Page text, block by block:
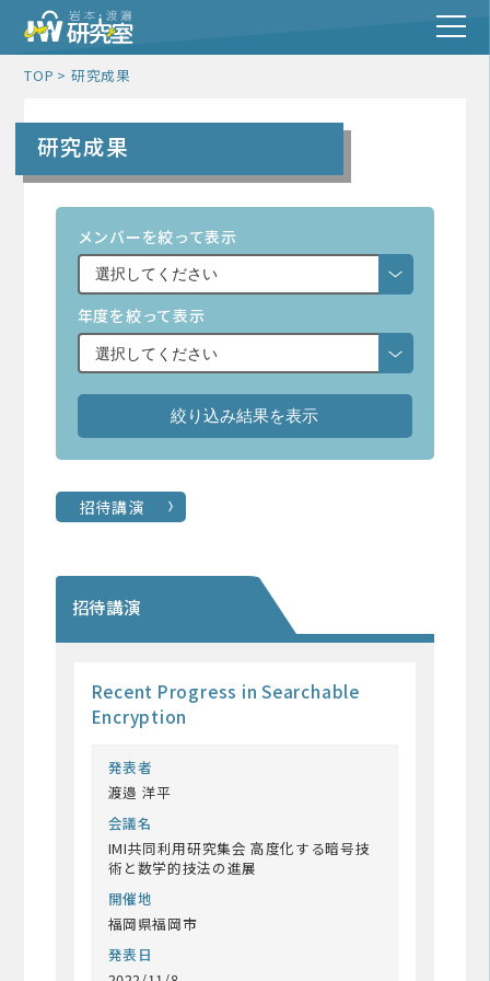
TOP 研究成果
研究成果
メンバーを絞って表示
年度を絞って表示
招待講演
招待講演
Recent Progress in Searchable
Encryption
発表者
渡邉 洋平
会議名
IMI共同利用研究集会 高度化する暗号技
術と数学的技法の進展
開催地
福岡県福岡市
発表日